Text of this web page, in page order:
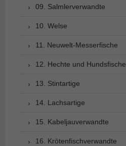
09. Salmlerverwandte
10. Welse
11. Neuwelt-Messerfische
12. Hechte und Hundsfische
13. Stintartige
14. Lachsartige
15. Kabeljauverwandte
16. Krötenfischverwandte